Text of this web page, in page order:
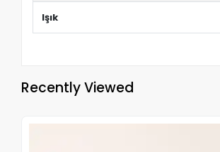
Işık
Recently Viewed